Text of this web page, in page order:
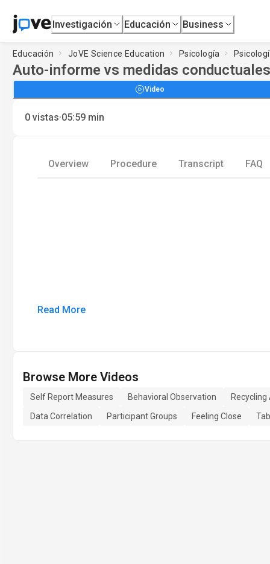
Investigación Educación Business
Educación JoVE Science Education Psicología
Auto-informe vs medidas
Video
0 vistas·05:59 min
Overview Procedure Transcript FAQ
Read More
Browse More Videos
Self Report Measures Behavioral Observation
Data Correlation
Participant Groups Feeling Close